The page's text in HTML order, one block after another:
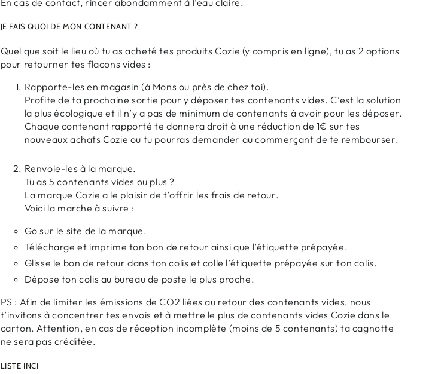
JE FAIS QUOI DE MON CONTENANT ?
Quel que soit le lieu où tu as acheté tes produits Cozie (y compris en ligne), tu as 2 options
pour retourner tes flacons vides :
Rapporte-les en magasin (à Mons ou près de chez toi).
Profite de ta prochaine sortie pour y déposer tes contenants vides. C’est la solution
la plus écologique et il n’y a pas de minimum de contenants à avoir pour les déposer.
Chaque contenant rapporté te donnera droit à une réduction de 1€ sur tes
nouveaux achats Cozie ou tu pourras demander au commerçant de te rembourser.
Renvoie-les à la marque.
Tu as 5 contenants vides ou plus ?
La marque Cozie a le plaisir de t’offrir les frais de retour.
Voici la marche à suivre :
Go sur le site de la marque.
Télécharge et imprime ton bon de retour ainsi que l’étiquette prépayée.
Glisse le bon de retour dans ton colis et colle l’étiquette prépayée sur ton colis.
Dépose ton colis au bureau de poste le plus proche.
PS : Afin de limiter les émissions de CO2 liées au retour des contenants vides, nous
t’invitons à concentrer tes envois et à mettre le plus de contenants vides Cozie dans le
carton. Attention, en cas de réception incomplète (moins de 5 contenants) ta cagnotte
ne sera pas créditée.
LISTE INCI